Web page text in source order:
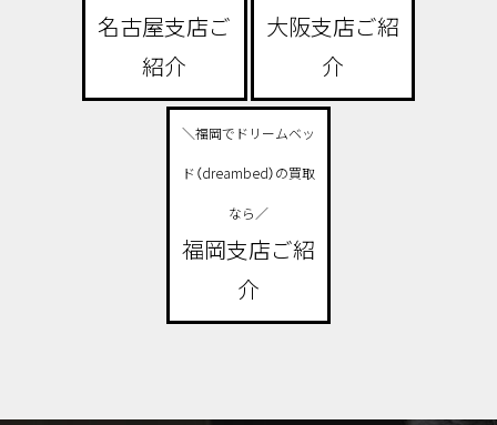
名古屋支店ご
紹介
大阪支店ご紹
介
＼福岡でドリームベッ
ド（dreambed）の買取
なら／
福岡支店ご紹
介